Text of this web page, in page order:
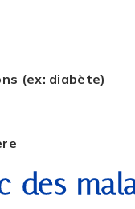
(ex: diabète)
des